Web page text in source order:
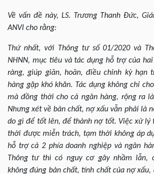
Về vấn đề này, LS. Trương Thanh Đức,
ANVI cho rằng:
Thứ nhất, với Thông tư số 01/2020 và
NHNN, mục tiêu và tác dụng hỗ trợ của
ràng, giúp giãn, hoãn, điều chỉnh kỳ hạn
hàng gặp khó khăn. Tác dụng không chỉ
mà đồng thời cho cả ngân hàng, rộng ra
Nhưng xét về bản chất, nợ xấu vẫn phải là
do gì để tốt lên, để thành nợ tốt. Việc xử lý
thời được miễn trách, tạm thời không áp
hỗ trợ cả 2 phía doanh nghiệp và ngân
Thông tư thì có nguy cơ gây nhầm lẫn,
không đúng bản chất, tính chất của nợ